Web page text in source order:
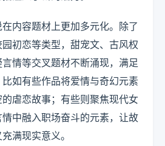
内容题材上更加多元化。除了
初恋等类型，甜宠文、古风权
情等交叉题材不断涌现，满足
如有些作品将爱情与奇幻元素
虐恋故事；有些则聚焦现代女
中融入职场奋斗的元素，让故
满现实意义。